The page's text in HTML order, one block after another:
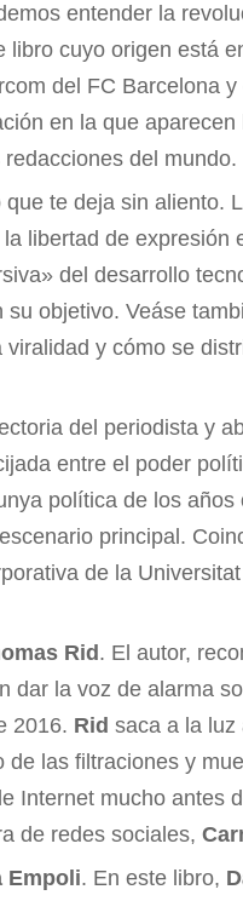
entender la
cuyo origen está
del FC Barcelona
en la que
del mundo.
que te deja sin aliento.
libertad de expresión
del desarrollo
su objetivo. Veáse
y cómo se
del periodista y
entre el poder
política de los
principal.
de la
Rid. El autor,
dar la voz de alarma
2016. Ridsaca a la luz
las filtraciones y
Internet mucho antes
de redes sociales,
Empoli. En este libro,